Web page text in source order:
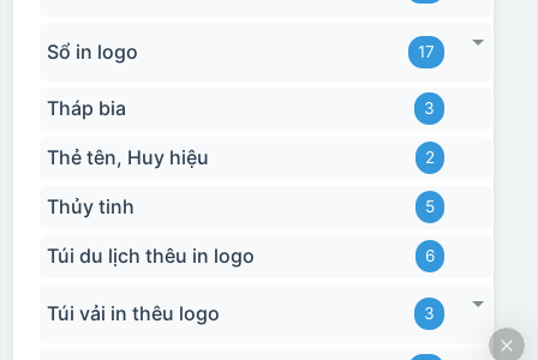
Sổ in logo 17
Tháp bia 3
Thẻ tên, Huy hiệu 2
Thủy tinh 5
Túi du lịch thêu in logo 6
Túi vải in thêu logo 3